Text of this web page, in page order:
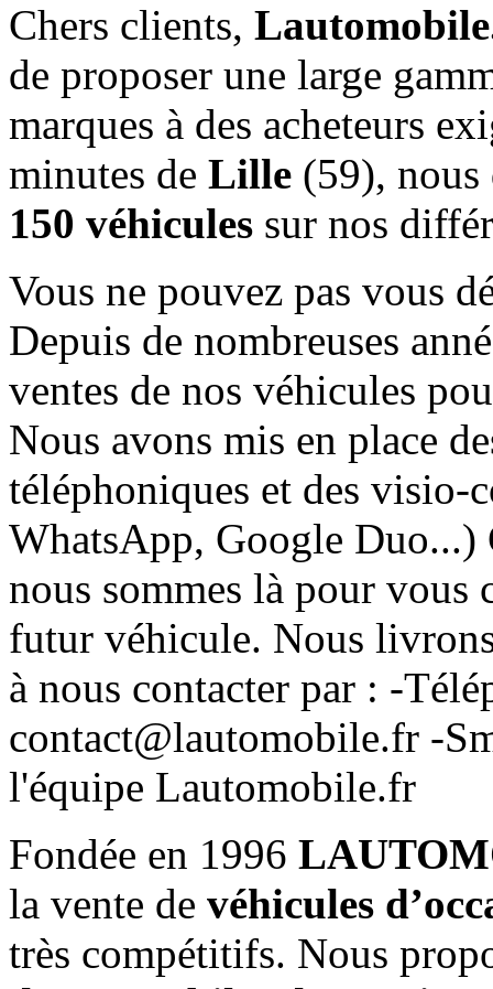
Chers clients,
de proposer une large
marques à des acheteurs
minutes de Lille (59), nous
150 véhicules sur nos
Vous ne pouvez pas vous
Depuis de nombreuses
ventes de nos véhicules
Nous avons mis en place
téléphoniques et des visio-
WhatsApp, Google Duo...)
nous sommes là pour
futur véhicule. Nous
à nous contacter par : -
contact@lautomobile.fr -
l'équipe Lautomobile.fr
Fondée en 1996
la vente de véhicules
très compétitifs. Nous